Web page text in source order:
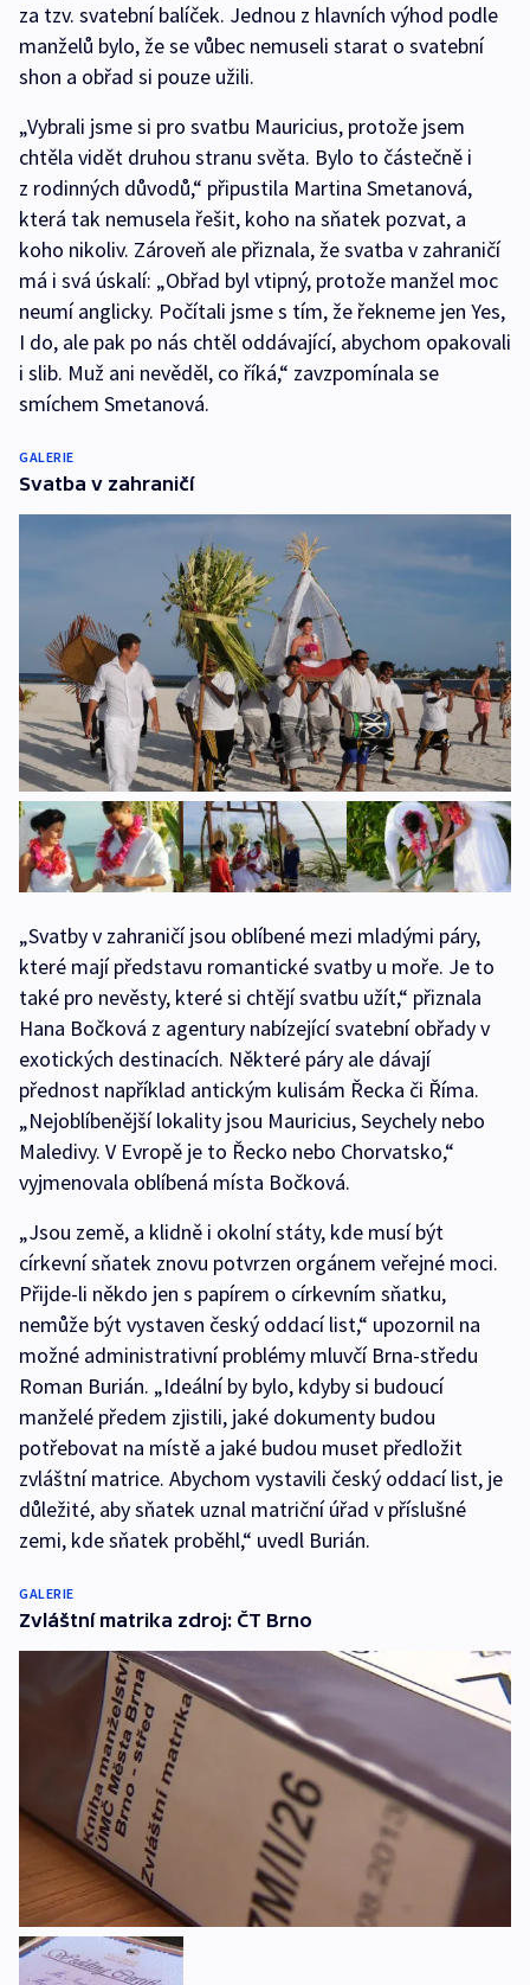
za tzv. svatební balíček. Jednou z hlavních výhod podle
manželů bylo, že se vůbec nemuseli starat o svatební
shon a obřad si pouze užili.
„Vybrali jsme si pro svatbu Mauricius, protože jsem
chtěla vidět druhou stranu světa. Bylo to částečně i
z rodinných důvodů,“ připustila Martina Smetanová,
která tak nemusela řešit, koho na sňatek pozvat, a
koho nikoliv. Zároveň ale přiznala, že svatba v zahraničí
má i svá úskalí: „Obřad byl vtipný, protože manžel moc
neumí anglicky. Počítali jsme s tím, že řekneme jen Yes,
I do, ale pak po nás chtěl oddávající, abychom opakovali
i slib. Muž ani nevěděl, co říká,“ zavzpomínala se
smíchem Smetanová.
GALERIE
Svatba v zahraničí
„Svatby v zahraničí jsou oblíbené mezi mladými páry,
které mají představu romantické svatby u moře. Je to
také pro nevěsty, které si chtějí svatbu užít,“ přiznala
Hana Bočková z agentury nabízející svatební obřady v
exotických destinacích. Některé páry ale dávají
přednost například antickým kulisám Řecka či Říma.
„Nejoblíbenější lokality jsou Mauricius, Seychely nebo
Maledivy. V Evropě je to Řecko nebo Chorvatsko,“
vyjmenovala oblíbená místa Bočková.
„Jsou země, a klidně i okolní státy, kde musí být
církevní sňatek znovu potvrzen orgánem veřejné moci.
Přijde-li někdo jen s papírem o církevním sňatku,
nemůže být vystaven český oddací list,“ upozornil na
možné administrativní problémy mluvčí Brna-středu
Roman Burián. „Ideální by bylo, kdyby si budoucí
manželé předem zjistili, jaké dokumenty budou
potřebovat na místě a jaké budou muset předložit
zvláštní matrice. Abychom vystavili český oddací list, je
důležité, aby sňatek uznal matriční úřad v příslušné
zemi, kde sňatek proběhl,“ uvedl Burián.
GALERIE
Zvláštní matrika zdroj: ČT Brno